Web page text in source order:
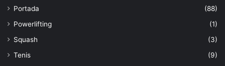
Portada
(88)
Powerlifting
(1)
Squash
(3)
Tenis
(9)